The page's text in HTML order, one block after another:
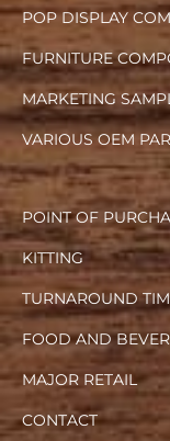
POP DISPLAY
FURNITURE
MARKETING
VARIOUS OEM
POINT OF
KITTING
TURNAROUND
FOOD AND
MAJOR RETAIL
CONTACT